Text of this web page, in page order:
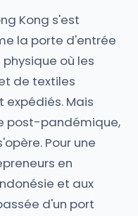
Kong s'est
la porte d'entrée
où les
de textiles
Mais
post-pandémique,
Pour une
en
et aux
d'un port